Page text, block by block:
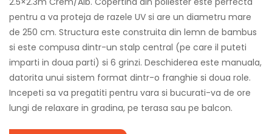
pentru a va proteja de razele UV si are un diametru mare
de 250 cm. Structura este construita din lemn de bambus
si este compusa dintr-un stalp central (pe care il puteti
imparti in doua parti) si 6 grinzi. Deschiderea este manuala,
datorita unui sistem format dintr-o franghie si doua role.
Incepeti sa va pregatiti pentru vara si bucurati-va de ore
lungi de relaxare in gradina, pe terasa sau pe balcon.